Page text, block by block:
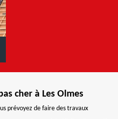
cher à Les Olmes
prévoyez de faire des travaux